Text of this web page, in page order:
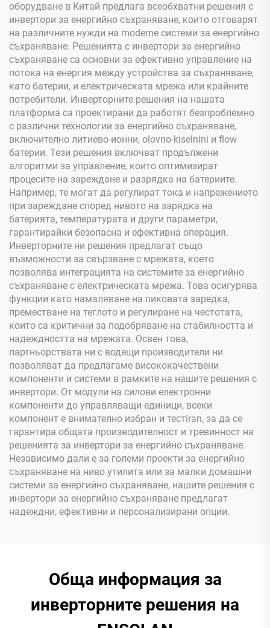
оборудване в Китай предлага всеобхватни решения с
инвертори за енергийно съхраняване, които отговарят
на различните нужди на moderne системи за енергийно
съхраняване. Решенията с инвертори за енергийно
съхраняване са основни за ефективно управление на
потока на енергия между устройства за съхраняване,
като батерии, и електрическата мрежа или крайните
потребители. Инверторните решения на нашата
платформа са проектирани да работят безпроблемно
с различни технологии за енергийно съхраняване,
включително литиево-ионни, оlovno-kiselnini и flow
батерии. Тези решения включват продължени
алгоритми за управление, които оптимизират
процесите на зареждане и разрядка на батериите.
Например, те могат да регулират тока и напрежението
при зареждане според нивото на зарядка на
батерията, температурата и други параметри,
гарантирайки безопасна и ефективна операция.
Инверторните ни решения предлагат също
възможности за свързване с мрежата, което
позволява интеграцията на системите за енергийно
съхраняване с електрическата мрежа. Това осигурява
функции като намаляване на пиковата заредка,
преместване на теглото и регулиране на честотата,
които са критични за подобряване на стабилността и
надеждността на мрежата. Освен това,
партньорствата ни с водещи производители ни
позволяват да предлагаме висококачествени
компоненти и системи в рамките на нашите решения с
инвертори. От модули на силови електронни
компоненти до управляващи единици, всеки
компонент е внимателно избран и тестiran, за да се
гарантира общата производителност и тревинност на
решенията за инвертори за енергийно съхраняване.
Независимо дали е за големи проекти за енергийно
съхраняване на ниво утилита или за малки домашни
системи за енергийно съхраняване, нашите решения с
инвертори за енергийно съхраняване предлагат
надеждни, ефективни и персонализирани опции.
Обща информация за
инверторните решения на